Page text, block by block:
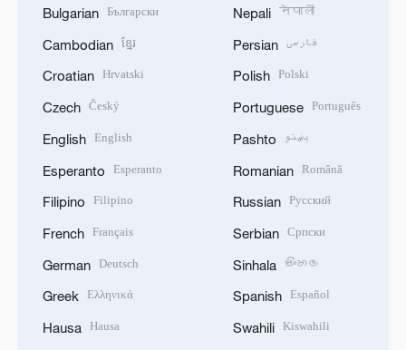
Bulgarian Български
Cambodian ខ្មែរ
Croatian Hrvatski
Czech Český
English English
Esperanto Esperanto
Filipino Filipino
French Français
German Deutsch
Greek Ελληνικά
Hausa Hausa
Nepali नेपाली
Persian فارسی
Polish Polski
Portuguese Português
Pashto پښتو
Romanian Română
Russian Русский
Serbian Српски
Sinhala සිංහල
Spanish Español
Swahili Kiswahili